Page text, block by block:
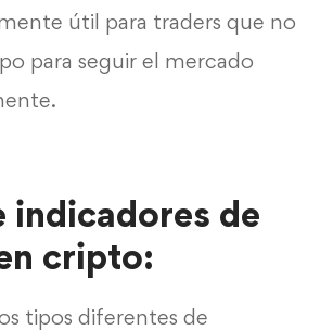
útil para traders que no
para seguir el mercado
indicadores de
cripto:
tipos diferentes de